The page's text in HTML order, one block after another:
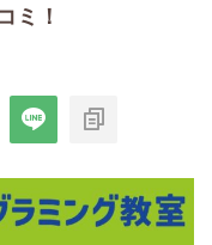
ミ！